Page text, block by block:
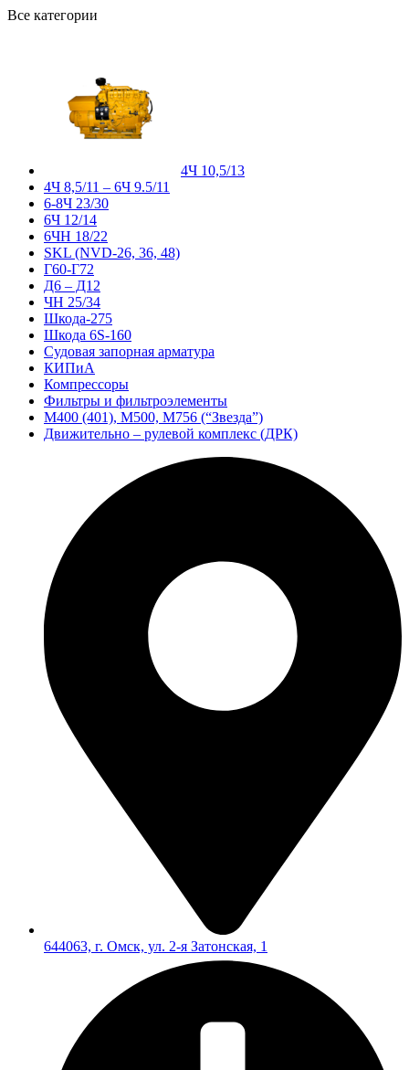
Все категории
4Ч 10,5/13
4Ч 8,5/11 – 6Ч 9.5/11
6-8Ч 23/30
6Ч 12/14
6ЧН 18/22
SKL (NVD-26, 36, 48)
Г60-Г72
Д6 – Д12
ЧН 25/34
Шкода-275
Шкода 6S-160
Судовая запорная арматура
КИПиА
Компрессоры
Фильтры и фильтроэлементы
М400 (401), М500, М756 (“Звезда”)
Движительно – рулевой комплекс (ДРК)
644063, г. Омск, ул. 2-я Затонская, 1